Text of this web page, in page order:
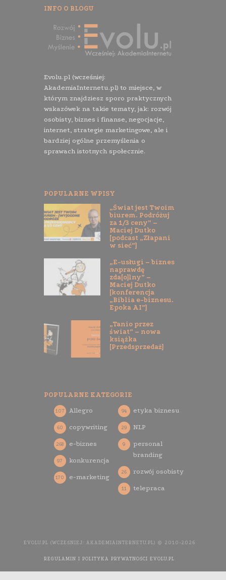
INFO O BLOGU
Evolu.pl (wcześniej:
AkademiaInternetu.pl) to miejsce, w
którym znajdziesz sporo praktycznych
wskazówek na takie tematy, jak: rozwój
osobisty, biznes i finanse, negocjacje,
internet, strategie marketingowe, ale i
bardziej ogólne przemyślenia o
sprawach istotnych społecznie.
POPULARNE WPISY
„Świat jest Twoim
biurem. Podróżuj
za 1/3 ceny” –
Maciej Dutko
[podcast „Złapani
w sieć”]
„E-usługi – biznes
naprawdę
zda[o]lny” –
Maciej Dutko
[konferencja
„Biblia e-biznesu.
Epoka AI”]
„Tanio przez
świat” – nowa
książka
[Przedsprzedaż]
POPULARNE KATEGORIE
Allegro
107
copywriting
60
e-biznes
268
konkurencja
97
e-marketing
170
etyka biznesu
94
NLP
29
personal
branding
9
rozwój osobisty
26
telepraca
11
EVOLU.PL (WCZEŚNIEJ: AKADEMIAINTERNETU.PL) © 2010-2026
REGULAMIN I POLITYKA PRYWATNOŚCI EVOLU.PL